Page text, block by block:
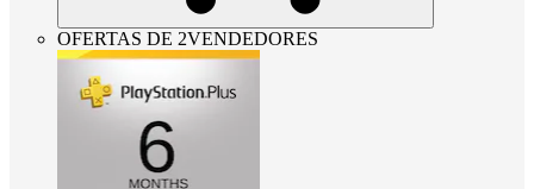
OFERTAS DE 2VENDEDORES